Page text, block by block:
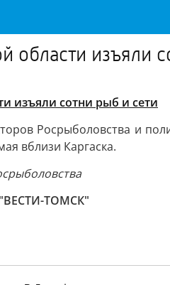
области изъяли
изъяли сотни рыб и сети
Росрыболовства и
вблизи Каргаска.
ТОМСК"